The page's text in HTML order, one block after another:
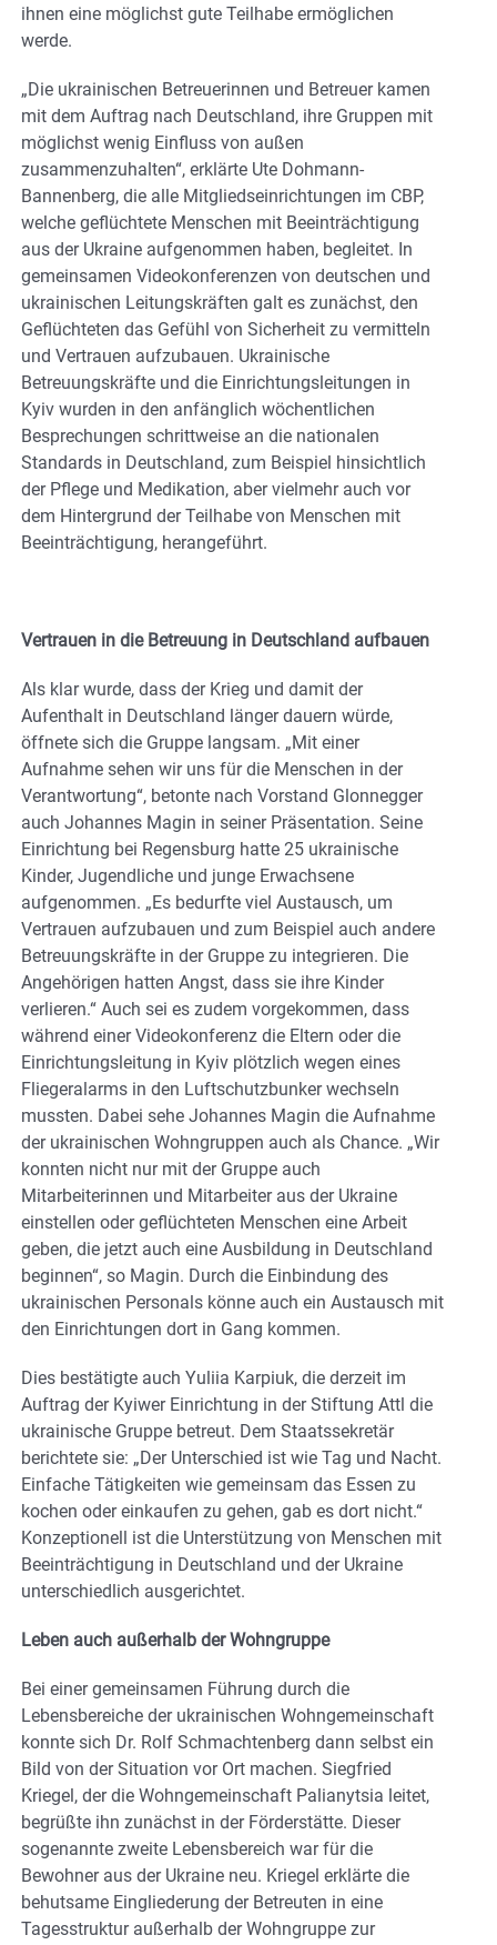
ihnen eine möglichst gute Teilhabe ermöglichen
werde.
„Die ukrainischen Betreuerinnen und Betreuer kamen
mit dem Auftrag nach Deutschland, ihre Gruppen mit
möglichst wenig Einfluss von außen
zusammenzuhalten“, erklärte Ute Dohmann-
Bannenberg, die alle Mitgliedseinrichtungen im CBP,
welche geflüchtete Menschen mit Beeinträchtigung
aus der Ukraine aufgenommen haben, begleitet. In
gemeinsamen Videokonferenzen von deutschen und
ukrainischen Leitungskräften galt es zunächst, den
Geflüchteten das Gefühl von Sicherheit zu vermitteln
und Vertrauen aufzubauen. Ukrainische
Betreuungskräfte und die Einrichtungsleitungen in
Kyiv wurden in den anfänglich wöchentlichen
Besprechungen schrittweise an die nationalen
Standards in Deutschland, zum Beispiel hinsichtlich
der Pflege und Medikation, aber vielmehr auch vor
dem Hintergrund der Teilhabe von Menschen mit
Beeinträchtigung, herangeführt.
Vertrauen in die Betreuung in Deutschland aufbauen
Als klar wurde, dass der Krieg und damit der
Aufenthalt in Deutschland länger dauern würde,
öffnete sich die Gruppe langsam. „Mit einer
Aufnahme sehen wir uns für die Menschen in der
Verantwortung“, betonte nach Vorstand Glonnegger
auch Johannes Magin in seiner Präsentation. Seine
Einrichtung bei Regensburg hatte 25 ukrainische
Kinder, Jugendliche und junge Erwachsene
aufgenommen. „Es bedurfte viel Austausch, um
Vertrauen aufzubauen und zum Beispiel auch andere
Betreuungskräfte in der Gruppe zu integrieren. Die
Angehörigen hatten Angst, dass sie ihre Kinder
verlieren.“ Auch sei es zudem vorgekommen, dass
während einer Videokonferenz die Eltern oder die
Einrichtungsleitung in Kyiv plötzlich wegen eines
Fliegeralarms in den Luftschutzbunker wechseln
mussten. Dabei sehe Johannes Magin die Aufnahme
der ukrainischen Wohngruppen auch als Chance. „Wir
konnten nicht nur mit der Gruppe auch
Mitarbeiterinnen und Mitarbeiter aus der Ukraine
einstellen oder geflüchteten Menschen eine Arbeit
geben, die jetzt auch eine Ausbildung in Deutschland
beginnen“, so Magin. Durch die Einbindung des
ukrainischen Personals könne auch ein Austausch mit
den Einrichtungen dort in Gang kommen.
Dies bestätigte auch Yuliia Karpiuk, die derzeit im
Auftrag der Kyiwer Einrichtung in der Stiftung Attl die
ukrainische Gruppe betreut. Dem Staatssekretär
berichtete sie: „Der Unterschied ist wie Tag und Nacht.
Einfache Tätigkeiten wie gemeinsam das Essen zu
kochen oder einkaufen zu gehen, gab es dort nicht.“
Konzeptionell ist die Unterstützung von Menschen mit
Beeinträchtigung in Deutschland und der Ukraine
unterschiedlich ausgerichtet.
Leben auch außerhalb der Wohngruppe
Bei einer gemeinsamen Führung durch die
Lebensbereiche der ukrainischen Wohngemeinschaft
konnte sich Dr. Rolf Schmachtenberg dann selbst ein
Bild von der Situation vor Ort machen. Siegfried
Kriegel, der die Wohngemeinschaft Palianytsia leitet,
begrüßte ihn zunächst in der Förderstätte. Dieser
sogenannte zweite Lebensbereich war für die
Bewohner aus der Ukraine neu. Kriegel erklärte die
behutsame Eingliederung der Betreuten in eine
Tagesstruktur außerhalb der Wohngruppe zur